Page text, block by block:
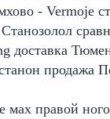
- Vermoje
доставка
продажа
мах правой